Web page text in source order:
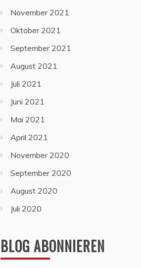
November 2021
Oktober 2021
September 2021
August 2021
Juli 2021
Juni 2021
Mai 2021
April 2021
November 2020
September 2020
August 2020
Juli 2020
BLOG ABONNIEREN